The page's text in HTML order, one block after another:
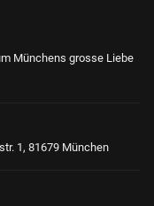
Münchens grosse Liebe
1, 81679 München